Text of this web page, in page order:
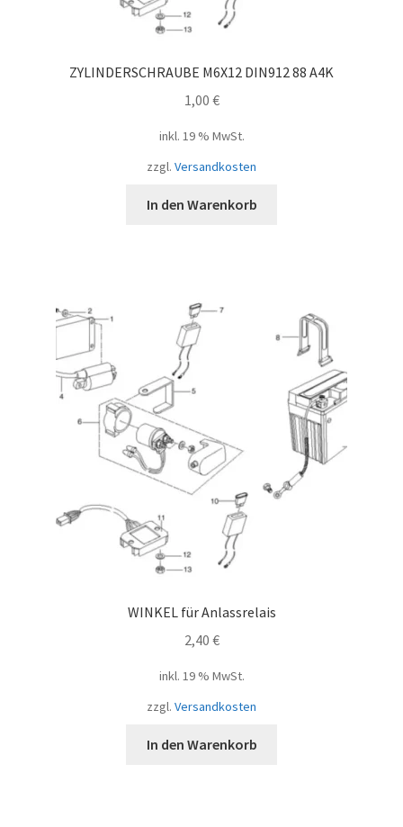
ZYLINDERSCHRAUBE M6X12 DIN912 88 A4K
1,00 €
inkl. 19 % MwSt.
zzgl. Versandkosten
In den Warenkorb
WINKEL für Anlassrelais
2,40 €
inkl. 19 % MwSt.
zzgl. Versandkosten
In den Warenkorb